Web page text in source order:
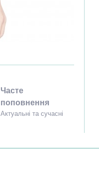
Часте
поповнення
Актуальні та сучасні